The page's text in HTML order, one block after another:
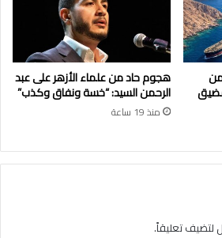
هجوم حاد من علماء الأزهر على عبد
الرحمن السيد: “خسة ونفاق وكذب”
منذ 19 ساعة
لتضيف تعليقاً.